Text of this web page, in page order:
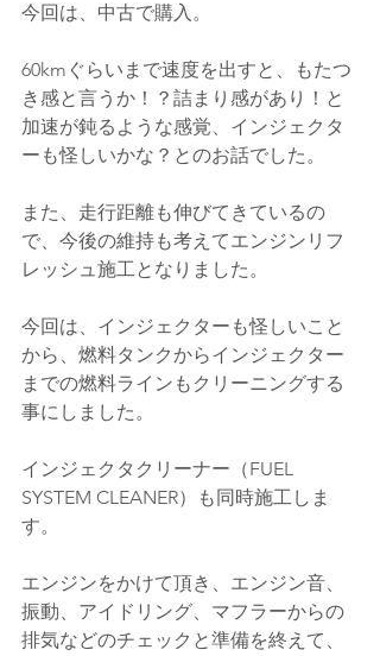
今回は、中古で購入。
60kmぐらいまで速度を出すと、もたつ
き感と言うか！？詰まり感があり！と
加速が鈍るような感覚、インジェクタ
ーも怪しいかな？とのお話でした。
また、走行距離も伸びてきているの
で、今後の維持も考えてエンジンリフ
レッシュ施工となりました。
今回は、インジェクターも怪しいこと
から、燃料タンクからインジェクター
までの燃料ラインもクリーニングする
事にしました。
インジェクタクリーナー（FUEL
SYSTEM CLEANER）も同時施工しま
す。
エンジンをかけて頂き、エンジン音、
振動、アイドリング、マフラーからの
排気などのチェックと準備を終えて、